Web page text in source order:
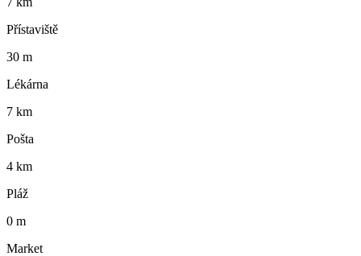
Přístaviště
30 m
Lékárna
7 km
Pošta
4 km
Pláž
0 m
Market